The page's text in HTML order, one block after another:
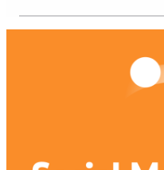
hemsidans